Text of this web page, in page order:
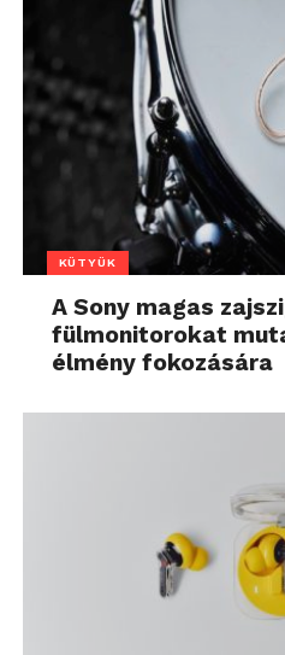
KÜTYÜK
A Sony magas
fülmonitorokat
élmény fokozására